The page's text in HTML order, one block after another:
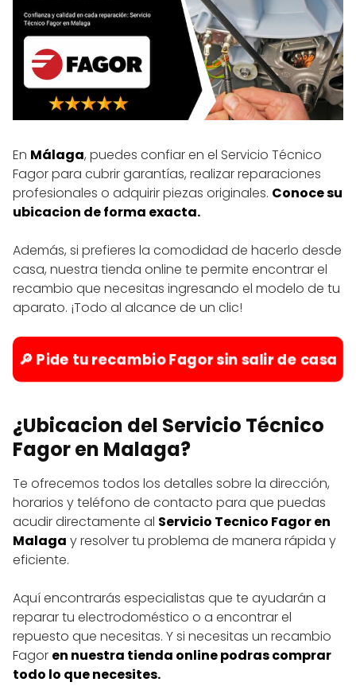
En Málaga, puedes confiar en el Servicio Técnico
Fagor para cubrir garantías, realizar reparaciones
profesionales o adquirir piezas originales. Conoce su
ubicacion de forma exacta.
Además, si prefieres la comodidad de hacerlo desde
casa, nuestra tienda online te permite encontrar el
recambio que necesitas ingresando el modelo de tu
aparato. ¡Todo al alcance de un clic!
🔎 Pide tu recambio Fagor sin salir de casa
¿Ubicacion del Servicio Técnico
Fagor en Malaga?
Te ofrecemos todos los detalles sobre la dirección,
horarios y teléfono de contacto para que puedas
acudir directamente al Servicio Tecnico Fagor en
Malaga y resolver tu problema de manera rápida y
eficiente.
Aquí encontrarás especialistas que te ayudarán a
reparar tu electrodoméstico o a encontrar el
repuesto que necesitas. Y si necesitas un recambio
Fagor en nuestra tienda online podras comprar
todo lo que necesites.